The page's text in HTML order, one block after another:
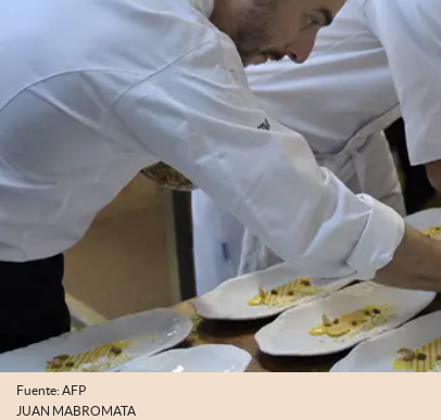
Fuente: AFP
JUAN MABROMATA